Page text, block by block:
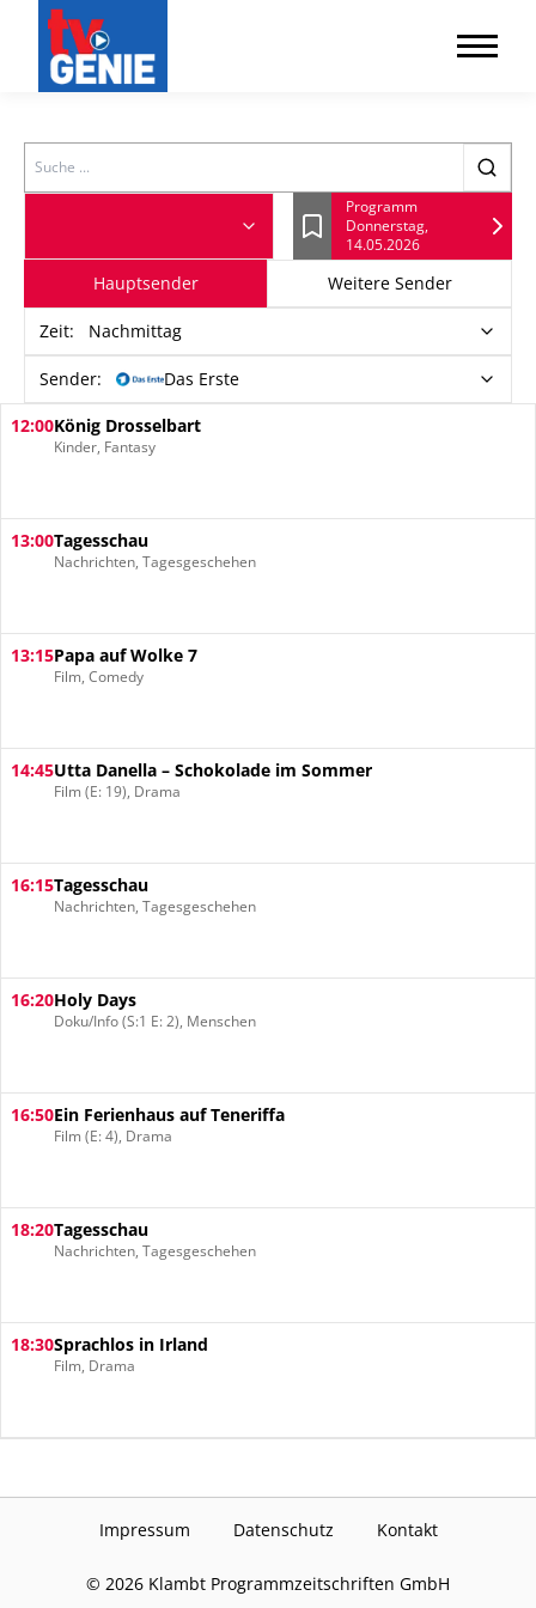
Search
Lesezeichen
Programm
Donnerstag,
14.05.2026
Hauptsender Weitere Sender
Zeit: Nachmittag
Sender: Das Erste
12:00König Drosselbart
Kinder, Fantasy
13:00Tagesschau
Nachrichten, Tagesgeschehen
13:15Papa auf Wolke 7
Film, Comedy
14:45Utta Danella – Schokolade im Sommer
Film (E: 19), Drama
16:15Tagesschau
Nachrichten, Tagesgeschehen
16:20Holy Days
Doku/Info (S:1 E: 2), Menschen
16:50Ein Ferienhaus auf Teneriffa
Film (E: 4), Drama
18:20Tagesschau
Nachrichten, Tagesgeschehen
18:30Sprachlos in Irland
Film, Drama
Impressum Datenschutz Kontakt
© 2026 Klambt Programmzeitschriften GmbH